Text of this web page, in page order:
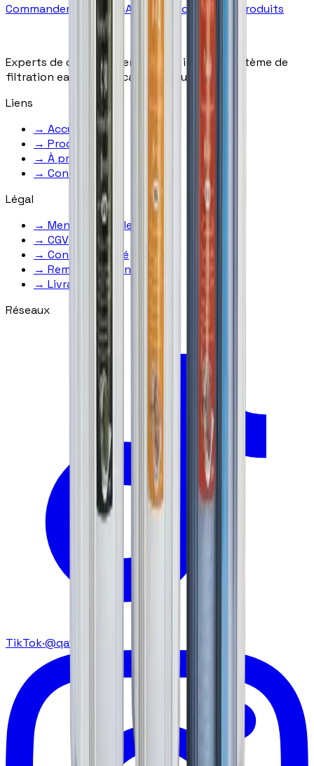
Commander sur WhatsApp
→ Découvrir nos produits
Experts de confiance en osmose inverse, système de
filtration eau et purification d'eau au Maroc.
Liens
→ Accueil
→ Produits
→ À propos
→ Contact
Légal
→ Mentions légales
→ CGV
→ Confidentialité
→ Remboursement
→ Livraison
Réseaux
TikTok·@qatarat.ma